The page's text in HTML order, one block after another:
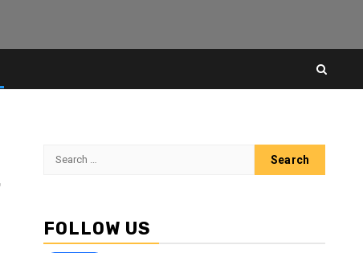
Search
FOLLOW US